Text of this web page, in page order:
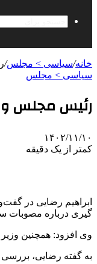
خانه/سیاسی > مجلس/
سیاسی > مجلس
رئیس مجلس و
۱۴۰۲/۱۱/۱۰
کمتر از یک دقیقه
ابراهیم رضایی در
گیری درباره مصوبات
وی افزود: همچنین
به گفته رضایی، بررسی